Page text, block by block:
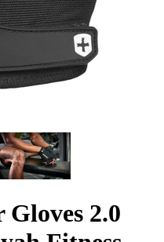
2.0